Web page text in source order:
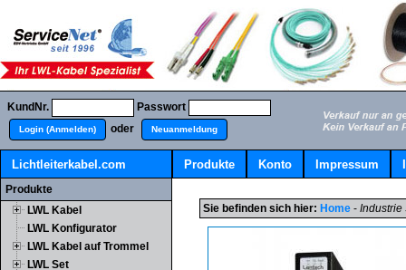
KundNr. Passwort
Login (Anmelden) oder Neuanmeldung
Lichtleiterkabel.com Produkte Konto Impressum
Produkte
LWL Kabel
LWL Konfigurator
LWL Kabel auf Trommel
LWL Set
Sie befinden sich hier: Home - Industrie